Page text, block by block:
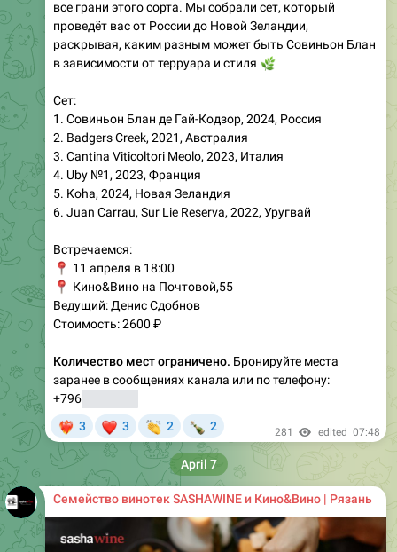
все грани этого сорта. Мы собрали сет, который
проведёт вас от России до Новой Зеландии,
раскрывая, каким разным может быть Совиньон Блан
в зависимости от терруара и стиля
🌿
Сет:
1. Совиньон Блан де Гай-Кодзор, 2024, Россия
2. Badgers Creek, 2021, Австралия
3. Cantina Viticoltori Meolo, 2023, Италия
4. Uby №1, 2023, Франция
5. Koha, 2024, Новая Зеландия
6. Juan Carrau, Sur Lie Reserva, 2022, Уругвай
Встречаемся:
11 апреля в 18:00
Кино&Вино на Почтовой,55
Ведущий: Денис Сдобнов
Стоимость: 2600 ₽
Количество мест ограничено. Бронируйте места
заранее в сообщениях канала или по телефону:
+796
3 3
👏
2
🍾
2 281 edited 07:48
Семейство винотек SASHAWINE и Кино&Вино | Рязань
April 7